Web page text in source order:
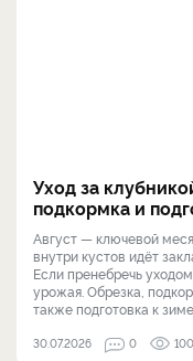
Уход за
подкормка и
Август — ключевой
внутри кустов идёт
Если пренебречь
урожая. Обрезка,
также подготовка к зиме
30.07.2026 0